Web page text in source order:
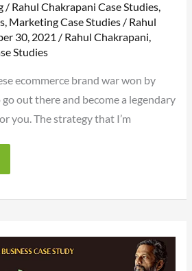
/ Rahul Chakrapani Case Studies,
, Marketing Case Studies/ Rahul
30, 2021 / Rahul Chakrapani,
Studies
ecommerce brand war won by
out there and become a legendary
you. The strategy that I’m